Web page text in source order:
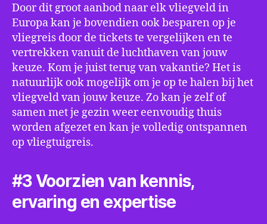
Door dit groot aanbod naar elk vliegveld in
Europa kan je bovendien ook besparen op je
vliegreis door de tickets te vergelijken en te
vertrekken vanuit de luchthaven van jouw
keuze. Kom je juist terug van vakantie? Het is
natuurlijk ook mogelijk om je op te halen bij het
vliegveld van jouw keuze. Zo kan je zelf of
samen met je gezin weer eenvoudig thuis
worden afgezet en kan je volledig ontspannen
op vliegtuigreis.
#3 Voorzien van kennis,
ervaring en expertise